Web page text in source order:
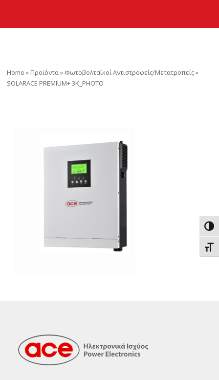
Home » Προϊόντα» Φωτοβολταϊκοί Αντιστροφείς/Μετατροπείς»
SOLARACE PREMIUM+ 3K_PHOTO